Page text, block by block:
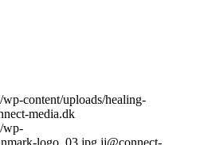
content/uploads/healing-
media.dk
wp-